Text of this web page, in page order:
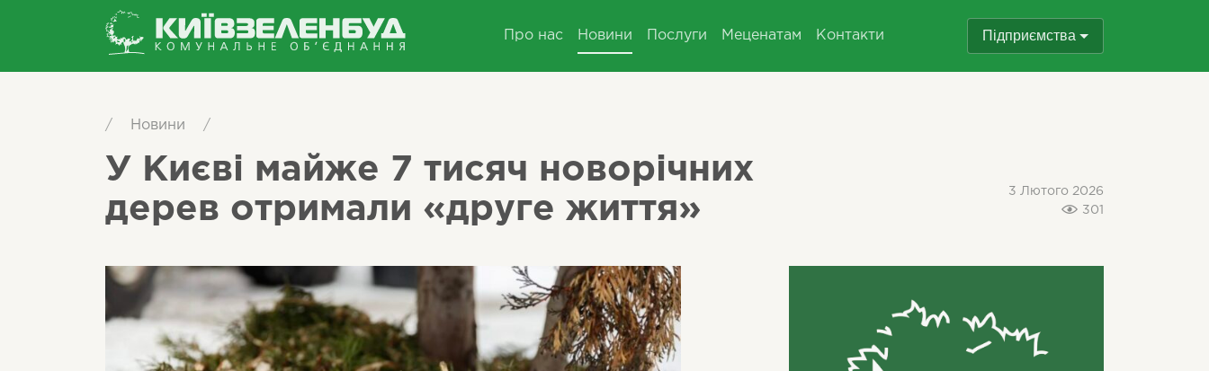
Про нас Новини Послуги Меценатам Контакти Підприємства
/ Новини /
У Києві майже 7 тисяч новорічних
дерев отримали «друге життя»
3 Лютого 2026
301